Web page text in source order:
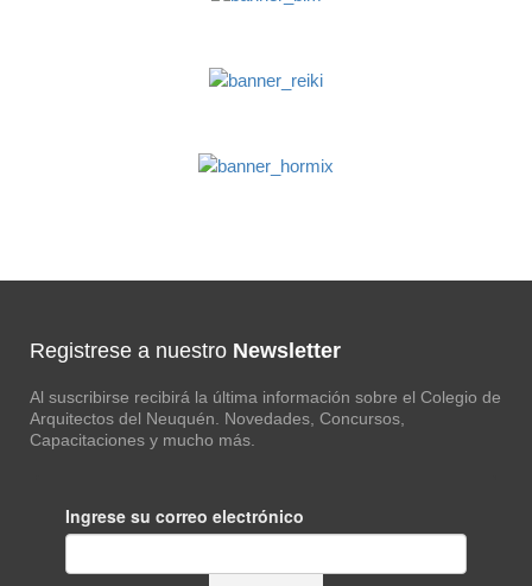
Registrese a nuestro Newsletter
Al suscribirse recibirá la última información sobre el Colegio de
Arquitectos del Neuquén. Novedades, Concursos,
Capacitaciones y mucho más.